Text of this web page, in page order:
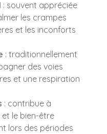
: souvent appréciée
les crampes
et les inconforts
: traditionnellement
des voies
et une respiration
: contribue à
et le bien-être
lors des périodes